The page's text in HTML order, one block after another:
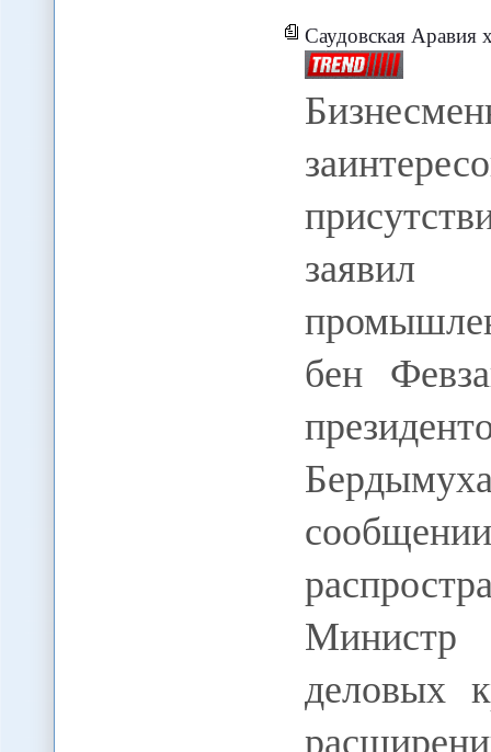
Саудовская Аравия
бен
Министр
деловых